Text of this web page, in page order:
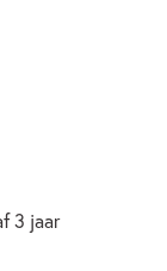
3 jaar